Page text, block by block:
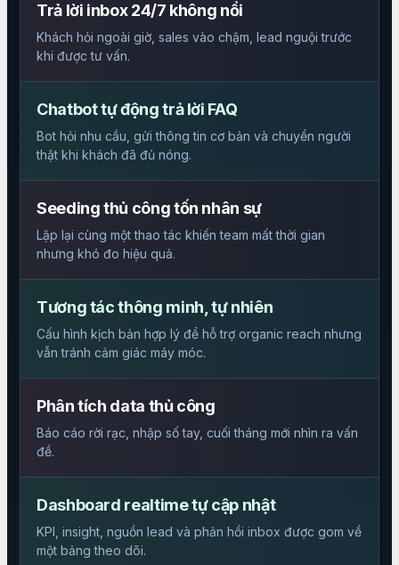
Trả lời inbox 24/7 không nổi
Khách hỏi ngoài giờ, sales vào chậm, lead nguội trước
khi được tư vấn.
Chatbot tự động trả lời FAQ
Bot hỏi nhu cầu, gửi thông tin cơ bản và chuyển người
thật khi khách đã đủ nóng.
Seeding thủ công tốn nhân sự
Lặp lại cùng một thao tác khiến team mất thời gian
nhưng khó đo hiệu quả.
Tương tác thông minh, tự nhiên
Cấu hình kịch bản hợp lý để hỗ trợ organic reach nhưng
vẫn tránh cảm giác máy móc.
Phân tích data thủ công
Báo cáo rời rạc, nhập số tay, cuối tháng mới nhìn ra vấn
đề.
Dashboard realtime tự cập nhật
KPI, insight, nguồn lead và phản hồi inbox được gom về
một bảng theo dõi.